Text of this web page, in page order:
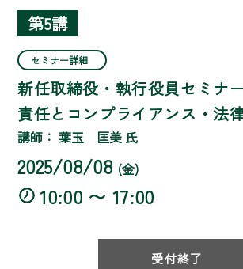
第5講
新任取締役・執行役員セミナ
責任とコンプライアンス・法律
セミナー詳細
講師： 葉玉 匡美 氏
2025/08/08 (金)
10:00 〜 17:00
受付終了